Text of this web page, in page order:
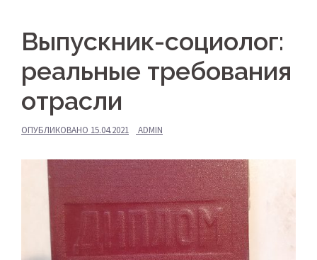
Выпускник-социолог:
реальные требования
отрасли
ОПУБЛИКОВАНО 15.04.2021 ADMIN